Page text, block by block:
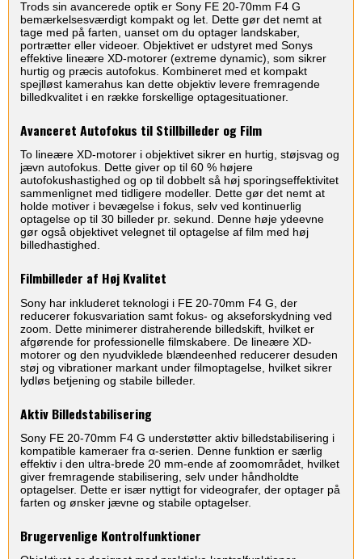
Trods sin avancerede optik er Sony FE 20-70mm F4 G
bemærkelsesværdigt kompakt og let. Dette gør det nemt at
tage med på farten, uanset om du optager landskaber,
portrætter eller videoer. Objektivet er udstyret med Sonys
effektive lineære XD-motorer (extreme dynamic), som sikrer
hurtig og præcis autofokus. Kombineret med et kompakt
spejlløst kamerahus kan dette objektiv levere fremragende
billedkvalitet i en række forskellige optagesituationer.
Avanceret Autofokus til Stillbilleder og Film
To lineære XD-motorer i objektivet sikrer en hurtig, støjsvag og
jævn autofokus. Dette giver op til 60 % højere
autofokushastighed og op til dobbelt så høj sporingseffektivitet
sammenlignet med tidligere modeller. Dette gør det nemt at
holde motiver i bevægelse i fokus, selv ved kontinuerlig
optagelse op til 30 billeder pr. sekund. Denne høje ydeevne
gør også objektivet velegnet til optagelse af film med høj
billedhastighed.
Filmbilleder af Høj Kvalitet
Sony har inkluderet teknologi i FE 20-70mm F4 G, der
reducerer fokusvariation samt fokus- og akseforskydning ved
zoom. Dette minimerer distraherende billedskift, hvilket er
afgørende for professionelle filmskabere. De lineære XD-
motorer og den nyudviklede blændeenhed reducerer desuden
støj og vibrationer markant under filmoptagelse, hvilket sikrer
lydløs betjening og stabile billeder.
Aktiv Billedstabilisering
Sony FE 20-70mm F4 G understøtter aktiv billedstabilisering i
kompatible kameraer fra α-serien. Denne funktion er særlig
effektiv i den ultra-brede 20 mm-ende af zoomområdet, hvilket
giver fremragende stabilisering, selv under håndholdte
optagelser. Dette er især nyttigt for videografer, der optager på
farten og ønsker jævne og stabile optagelser.
Brugervenlige Kontrolfunktioner